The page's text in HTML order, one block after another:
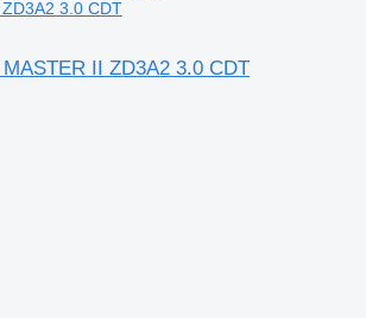
II ZD3A2 3.0 CDT